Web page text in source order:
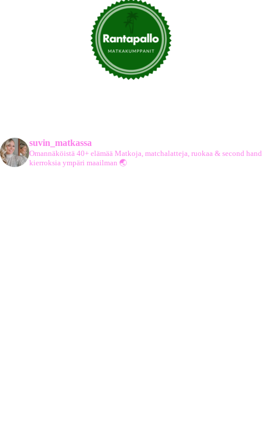
suvin_matkassa
Omannäköistä 40+ elämää Matkoja, matchalatteja, ruokaa & second hand
kierroksia ympäri maailman 🌏